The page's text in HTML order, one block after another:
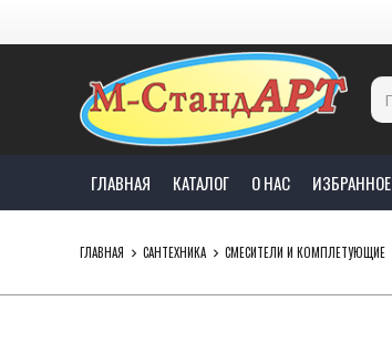
ГЛАВНАЯ КАТАЛОГ О НАС ИЗБРАННОЕ
ГЛАВНАЯ САНТЕХНИКА СМЕСИТЕЛИ И КОМПЛЕТУЮЩИЕ